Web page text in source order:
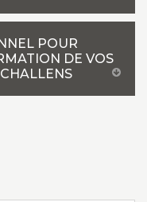
POUR
DE VOS